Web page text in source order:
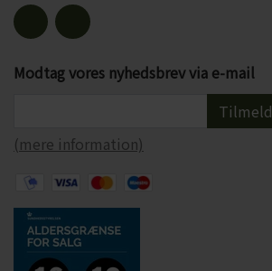
Modtag vores nyhedsbrev via e-mail
Tilmeld
(mere information)